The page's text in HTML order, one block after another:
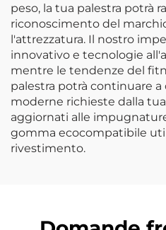
peso, la tua palestra potrà
riconoscimento del
l'attrezzatura. Il nostro
innovativo e tecnologie
mentre le tendenze del
palestra potrà continuare
moderne richieste dalla
aggiornati alle
gomma ecocompatibile
rivestimento.